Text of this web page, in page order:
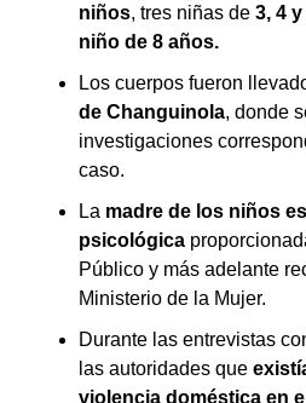
niños, tres niñas de 3, 4
niño de 8 años.
Los cuerpos fueron
de Changuinola, donde
investigaciones
caso.
La madre de los niños
psicológica
Público y más adelante
Ministerio de la Mujer.
Durante las entrevistas
las autoridades que
violencia doméstica en